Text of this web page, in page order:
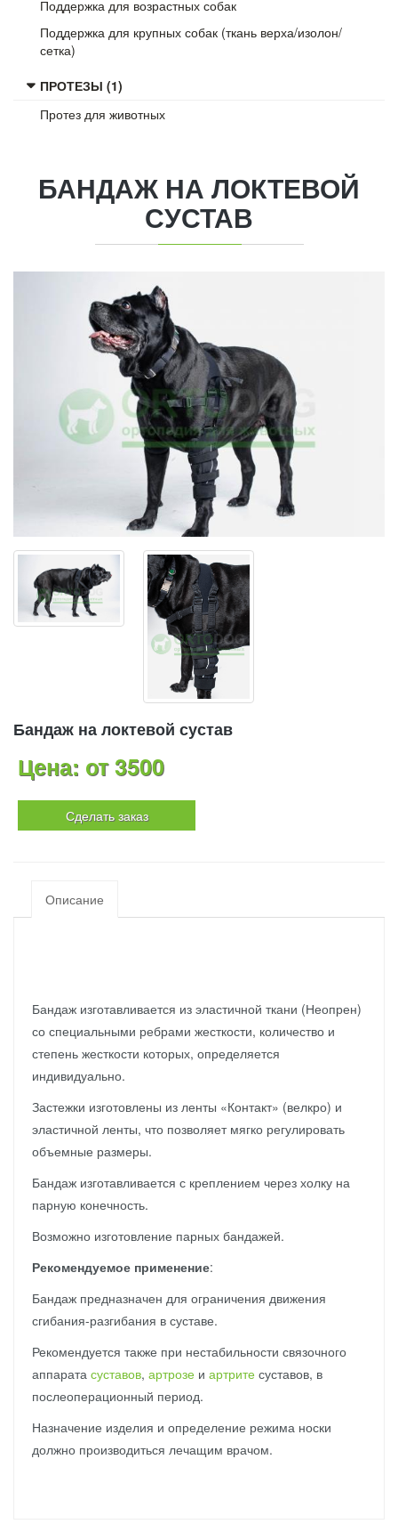
Поддержка для возрастных собак
Поддержка для крупных собак (ткань верха/изолон/
сетка)
ПРОТЕЗЫ (1)
Протез для животных
БАНДАЖ НА ЛОКТЕВОЙ
СУСТАВ
Бандаж на локтевой сустав
Цена: от 3500
Сделать заказ
Описание
Бандаж изготавливается из эластичной ткани (Неопрен)
со специальными ребрами жесткости, количество и
степень жесткости которых, определяется
индивидуально.
Застежки изготовлены из ленты «Контакт» (велкро) и
эластичной ленты, что позволяет мягко регулировать
объемные размеры.
Бандаж изготавливается с креплением через холку на
парную конечность.
Возможно изготовление парных бандажей.
Рекомендуемое применение:
Бандаж предназначен для ограничения движения
сгибания-разгибания в суставе.
Рекомендуется также при нестабильности связочного
аппарата суставов, артрозе и артрите суставов, в
послеоперационный период.
Назначение изделия и определение режима носки
должно производиться лечащим врачом.